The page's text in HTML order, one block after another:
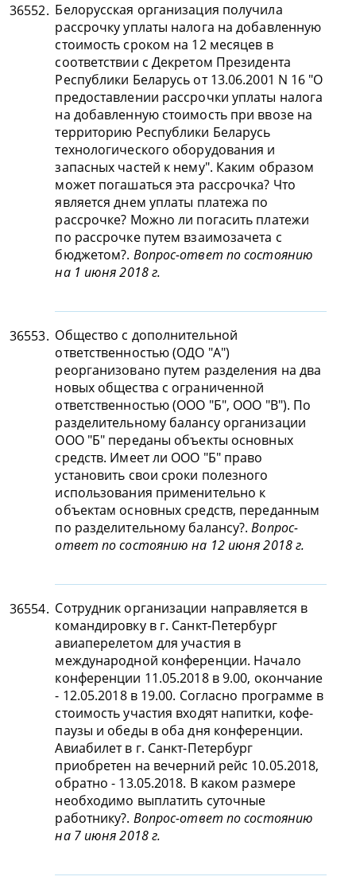
36552. Белорусская организация получила
рассрочку уплаты налога на добавленную
стоимость сроком на 12 месяцев в
соответствии с Декретом Президента
Республики Беларусь от 13.06.2001 N 16 "О
предоставлении рассрочки уплаты налога
на добавленную стоимость при ввозе на
территорию Республики Беларусь
технологического оборудования и
запасных частей к нему". Каким образом
может погашаться эта рассрочка? Что
является днем уплаты платежа по
рассрочке? Можно ли погасить платежи
по рассрочке путем взаимозачета с
бюджетом?. Вопрос-ответ по состоянию
на 1 июня 2018 г.
36553. Общество с дополнительной
ответственностью (ОДО "А")
реорганизовано путем разделения на два
новых общества с ограниченной
ответственностью (ООО "Б", ООО "В"). По
разделительному балансу организации
ООО "Б" переданы объекты основных
средств. Имеет ли ООО "Б" право
установить свои сроки полезного
использования применительно к
объектам основных средств, переданным
по разделительному балансу?.Вопрос-
ответ по состоянию на 12 июня 2018 г.
36554. Сотрудник организации направляется в
командировку в г. Санкт-Петербург
авиаперелетом для участия в
международной конференции. Начало
конференции 11.05.2018 в 9.00, окончание
- 12.05.2018 в 19.00. Согласно программе в
стоимость участия входят напитки, кофе-
паузы и обеды в оба дня конференции.
Авиабилет в г. Санкт-Петербург
приобретен на вечерний рейс 10.05.2018,
обратно - 13.05.2018. В каком размере
необходимо выплатить суточные
работнику?. Вопрос-ответ по состоянию
на 7 июня 2018 г.